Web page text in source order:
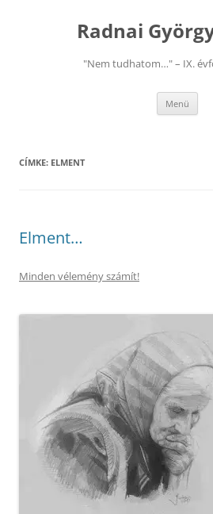
Radnai
"Nem tudhatom…" – IX.
Menü
CÍMKE: ELMENT
Elment…
Minden vélemény számít!